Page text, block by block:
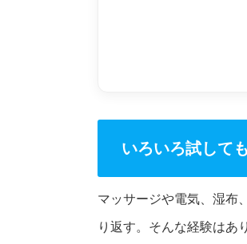
いろいろ試して
マッサージや電気、湿布
り返す。そんな経験はあ